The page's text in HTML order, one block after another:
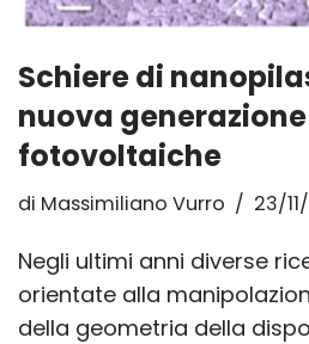
Schiere di
nuova
fotovoltaiche
di Massimiliano Vurro 23/
Negli ultimi anni diverse
orientate alla
della geometria della